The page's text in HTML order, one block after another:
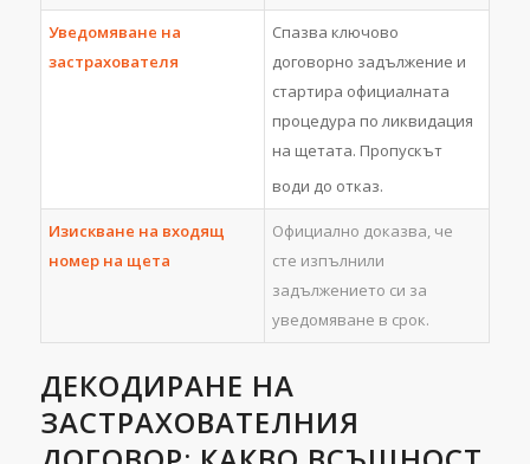
Уведомяване на
застрахователя
Спазва ключово
договорно задължение и
стартира официалната
процедура по ликвидация
на щетата. Пропускът
води до отказ.
Изискване на входящ
номер на щета
Официално доказва, че
сте изпълнили
задължението си за
уведомяване в срок.
ДЕКОДИРАНЕ НА
ЗАСТРАХОВАТЕЛНИЯ